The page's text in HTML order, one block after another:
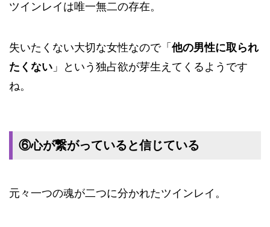
ツインレイは唯一無二の存在。
失いたくない大切な女性なので「 他の男性に取られ
たくない 」という独占欲が芽生えてくるようです
ね。
⑥心が繋がっていると信じている
元々一つの魂が二つに分かれたツインレイ。